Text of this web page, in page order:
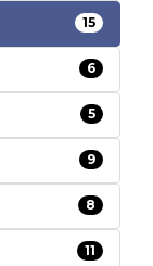
15
6
5
9
8
11